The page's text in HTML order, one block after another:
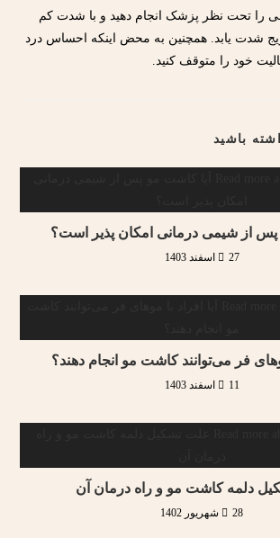
را تحت نظر پزشک انجام دهید و با شدت کم
شدت یابد. همچنین به محض اینکه احساس درد
خود را متوقف کنید.
باشید
پس از شیمی درمانی امکان پذیر است؟
27 اسفند 1403
موهای فر می‌توانند کاشت مو انجام دهند؟
11 اسفند 1403
دلمه کاشت مو و راه درمان آن
28 شهریور 1402